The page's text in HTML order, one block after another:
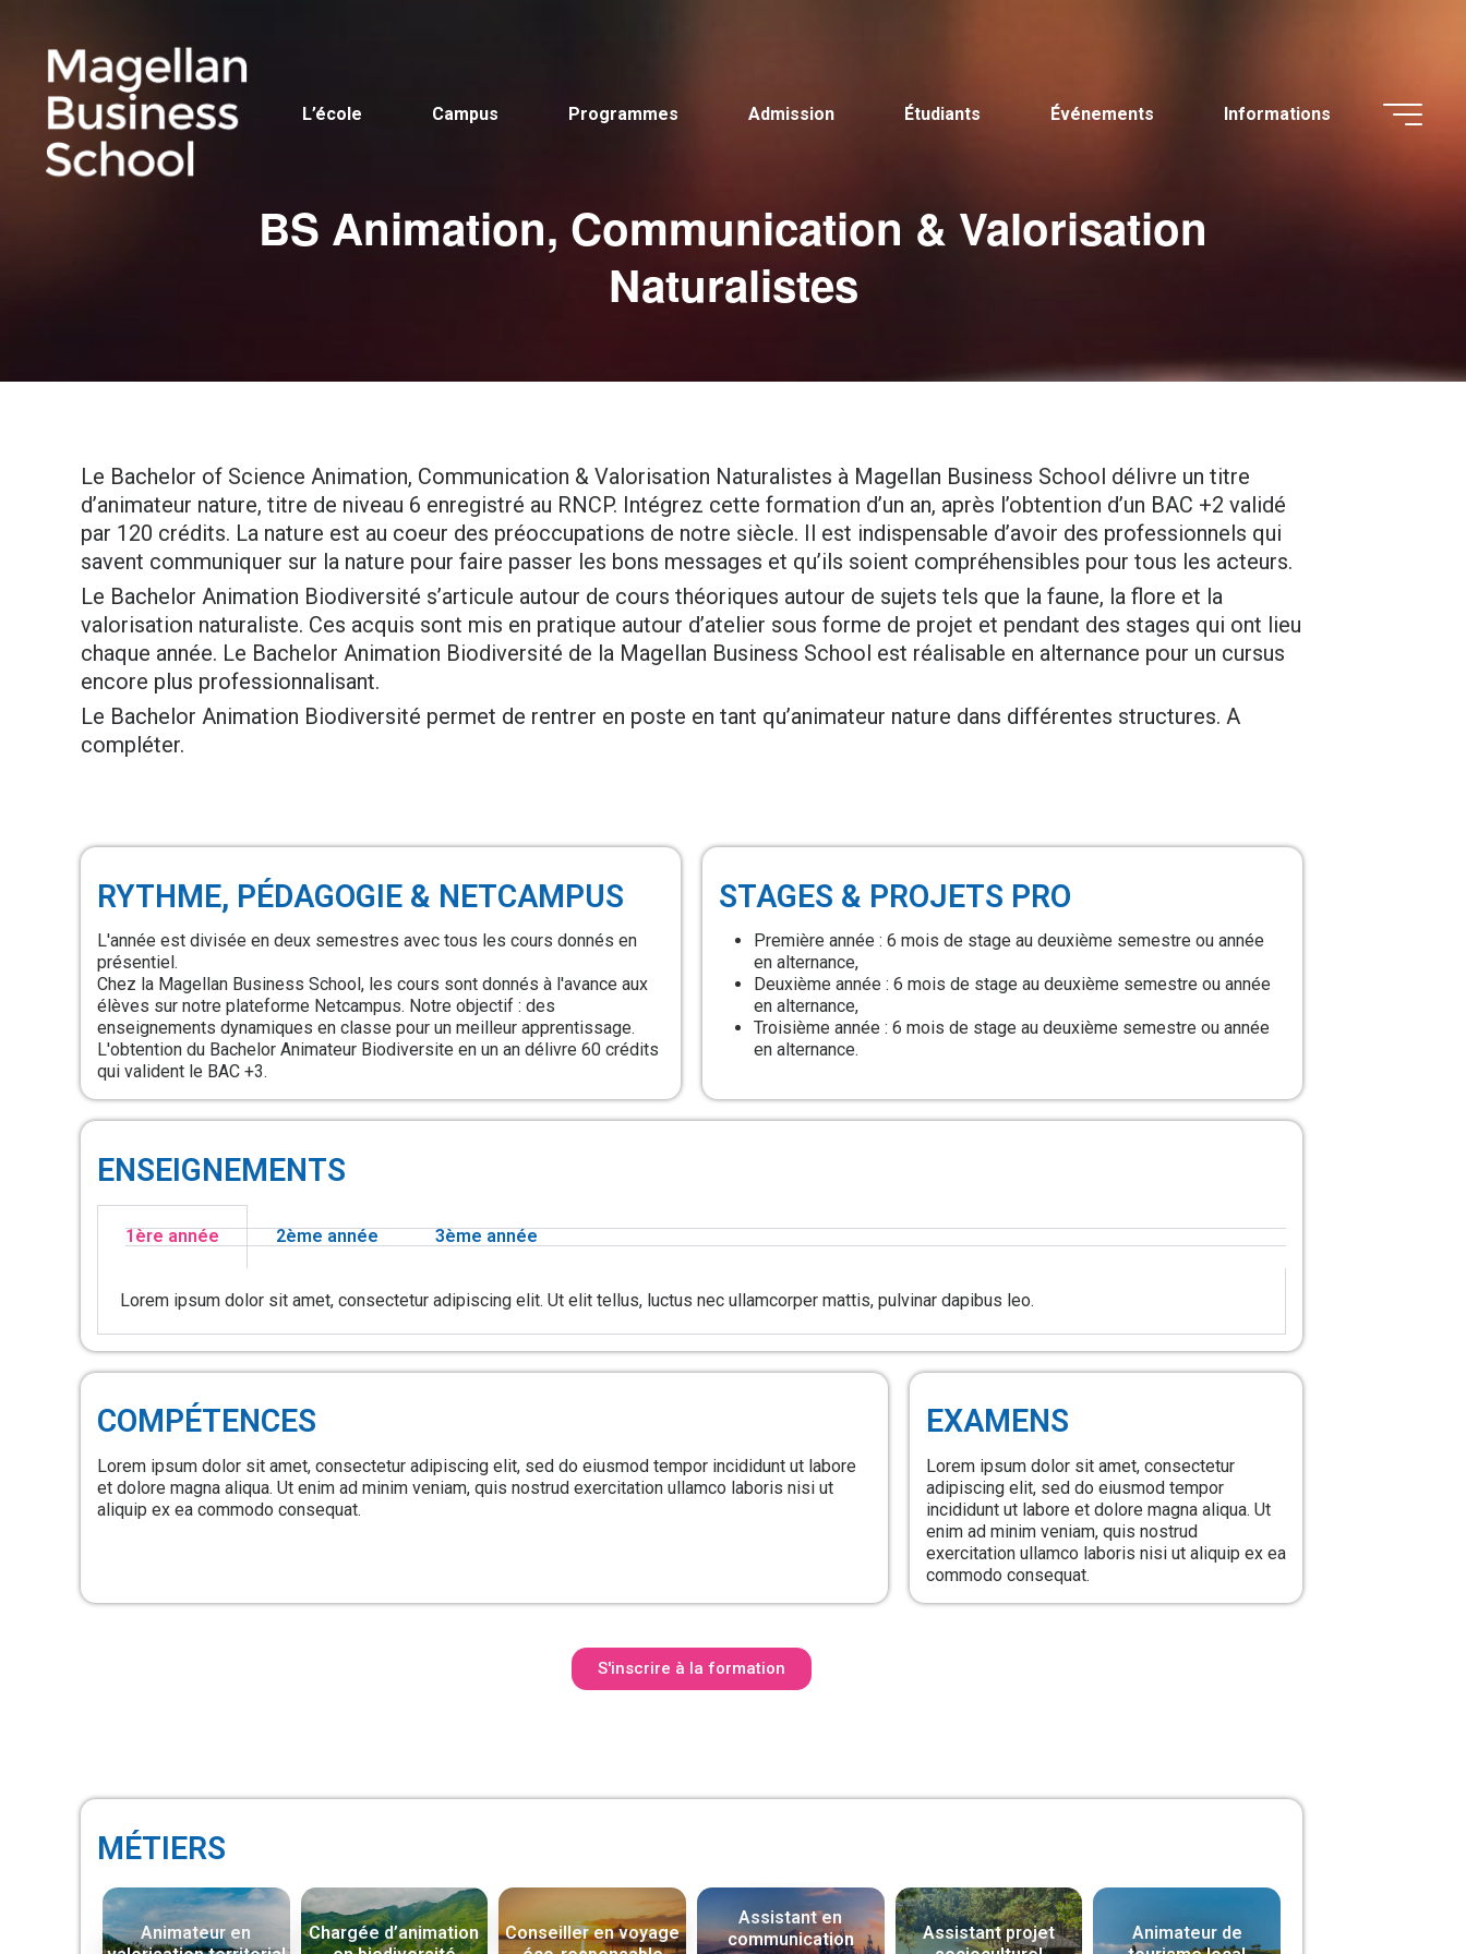
L’école Campus Programmes Admission Étudiants Événements Informations
BS Animation, Communication & Valorisation
Naturalistes
Le Bachelor of Science Animation, Communication & Valorisation Naturalistes à Magellan Business School délivre un titre
d’animateur nature, titre de niveau 6 enregistré au RNCP. Intégrez cette formation d’un an, après l’obtention d’un BAC +2 validé
par 120 crédits. La nature est au coeur des préoccupations de notre siècle. Il est indispensable d’avoir des professionnels qui
savent communiquer sur la nature pour faire passer les bons messages et qu’ils soient compréhensibles pour tous les acteurs.
Le Bachelor Animation Biodiversité s’articule autour de cours théoriques autour de sujets tels que la faune, la flore et la
valorisation naturaliste. Ces acquis sont mis en pratique autour d’atelier sous forme de projet et pendant des stages qui ont lieu
chaque année. Le Bachelor Animation Biodiversité de la Magellan Business School est réalisable en alternance pour un cursus
encore plus professionnalisant.
Le Bachelor Animation Biodiversité permet de rentrer en poste en tant qu’animateur nature dans différentes structures. A
compléter.
RYTHME, PÉDAGOGIE & NETCAMPUS
L'année est divisée en deux semestres avec tous les cours donnés en
présentiel.
Chez la Magellan Business School, les cours sont donnés à l'avance aux
élèves sur notre plateforme Netcampus. Notre objectif : des
enseignements dynamiques en classe pour un meilleur apprentissage.
L'obtention du Bachelor Animateur Biodiversite en un an délivre 60 crédits
qui valident le BAC +3.
STAGES & PROJETS PRO
Première année : 6 mois de stage au deuxième semestre ou année
en alternance,
Deuxième année : 6 mois de stage au deuxième semestre ou année
en alternance,
Troisième année : 6 mois de stage au deuxième semestre ou année
en alternance.
ENSEIGNEMENTS
1ère année 2ème année 3ème année
Lorem ipsum dolor sit amet, consectetur adipiscing elit. Ut elit tellus, luctus nec ullamcorper mattis, pulvinar dapibus leo.
COMPÉTENCES
Lorem ipsum dolor sit amet, consectetur adipiscing elit, sed do eiusmod tempor incididunt ut labore
et dolore magna aliqua. Ut enim ad minim veniam, quis nostrud exercitation ullamco laboris nisi ut
aliquip ex ea commodo consequat.
EXAMENS
Lorem ipsum dolor sit amet, consectetur
adipiscing elit, sed do eiusmod tempor
incididunt ut labore et dolore magna aliqua. Ut
enim ad minim veniam, quis nostrud
exercitation ullamco laboris nisi ut aliquip ex ea
commodo consequat.
S'inscrire à la formation
MÉTIERS
Animateur en
Chargée d’animation
Conseiller en voyage
Assistant en
communication
Assistant projet
Animateur de